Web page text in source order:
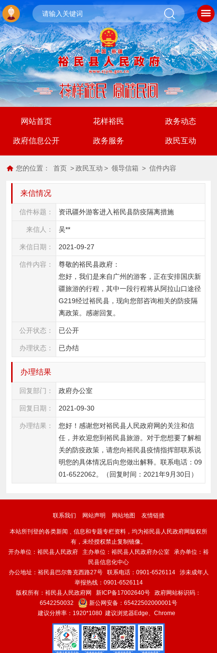
网站首页 花样裕民 政务动态
政府信息公开 政务服务 政民互动
您的位置： 首页 > 政民互动 > 领导信箱 > 信件内容
来信情况
信件标题： 资讯疆外游客进入裕民县防疫隔离措施
来信人： 吴**
来信日期： 2021-09-27
信件内容：
尊敬的裕民县政府：
您好，我们是来自广州的游客，正在安排国庆新
疆旅游的行程，其中一段行程将从阿拉山口途径
G219经过裕民县，现向您部咨询相关的防疫隔
离政策。感谢回复。
公开状态： 已公开
办理状态： 已办结
办理结果
回复部门： 政府办公室
回复日期： 2021-09-30
办理结果：
您好！感谢您对裕民县人民政府网的关注和信
任，并欢迎您到裕民县旅游。对于您想要了解相
关的防疫政策，请您向裕民县疫情指挥部联系说
明您的具体情况后向您做出解释。联系电话：09
01-6522062。（回复时间：2021年9月30日）
联系我们 网站声明 网站地图 友情链接
本站所刊登的各类新闻﹑信息和专题专栏资料，均为裕民县人民政府网版权所
有，未经授权禁止复制镜像。
开办单位：裕民县人民政府 主办单位：裕民县人民政府办公室 承办单位：裕
民县信息化中心
办公地址：裕民县巴尔鲁克西路27号 联系电话：0901-6526114 涉未成年人
举报热线：0901-6526114
版权所有：裕民县人民政府网 新ICP备17002640号 政府网站标识码：
6542250032
新公网安备： 65422502000001号
建议分辨率：1920*1080 建议浏览器Edge、Chrome